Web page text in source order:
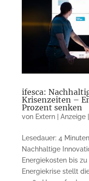
ifesca:
Krisenzeiten –
Prozent senken
von Extern | Anzeige|
Lesedauer: 4
Nachhaltige
Energiekosten bis
Energiekrise stellt